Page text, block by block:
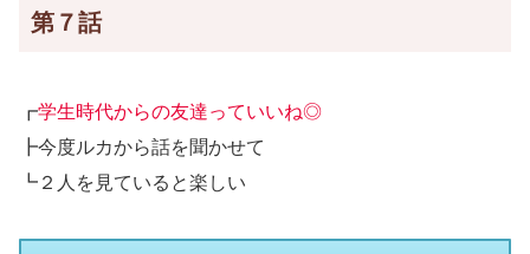
第７話
┏学生時代からの友達っていいね◎
┣今度ルカから話を聞かせて
┗２人を見ていると楽しい